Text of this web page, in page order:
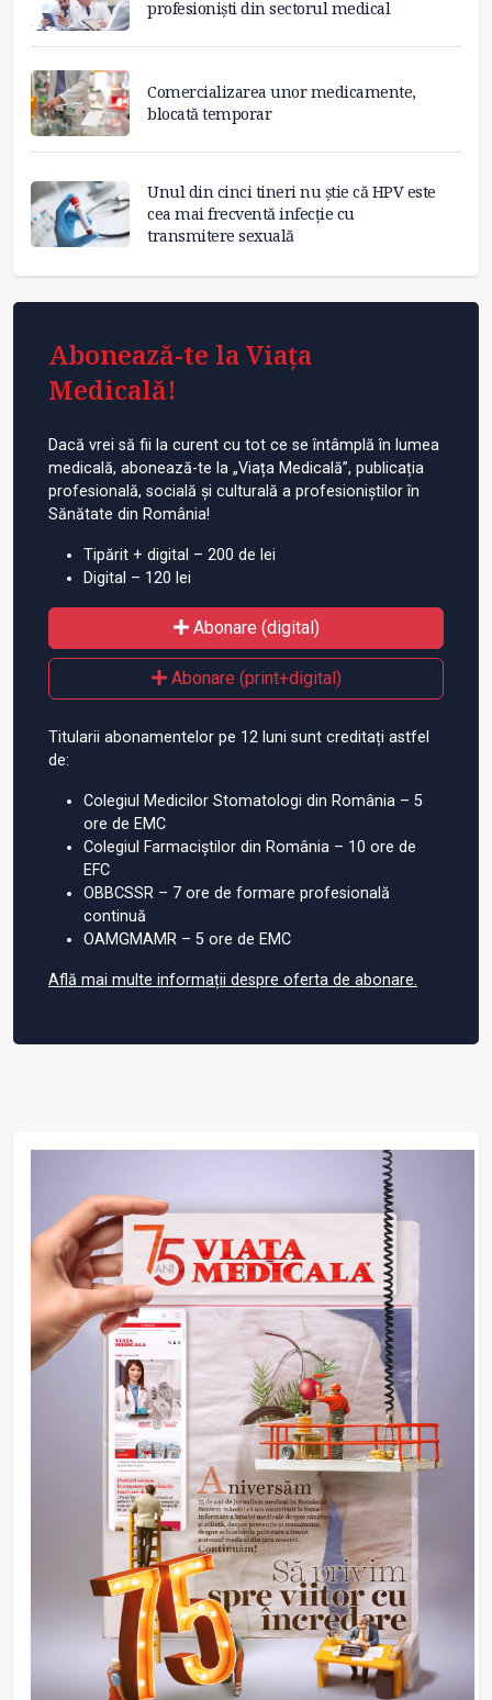
profesioniști din sectorul medical
Comercializarea unor medicamente,
blocată temporar
Unul din cinci tineri nu știe că HPV este
cea mai frecventă infecție cu
transmitere sexuală
Abonează-te la Viața
Medicală!
Dacă vrei să fii la curent cu tot ce se întâmplă în lumea
medicală, abonează-te la „Viața Medicală”, publicația
profesională, socială și culturală a profesioniștilor în
Sănătate din România!
Tipărit + digital – 200 de lei
Digital – 120 lei
Abonare (digital)
Abonare (print+digital)
Titularii abonamentelor pe 12 luni sunt creditați astfel
de:
Colegiul Medicilor Stomatologi din România – 5
ore de EMC
Colegiul Farmaciștilor din România – 10 ore de
EFC
OBBCSSR – 7 ore de formare profesională
continuă
OAMGMAMR – 5 ore de EMC
Află mai multe informații despre oferta de abonare.